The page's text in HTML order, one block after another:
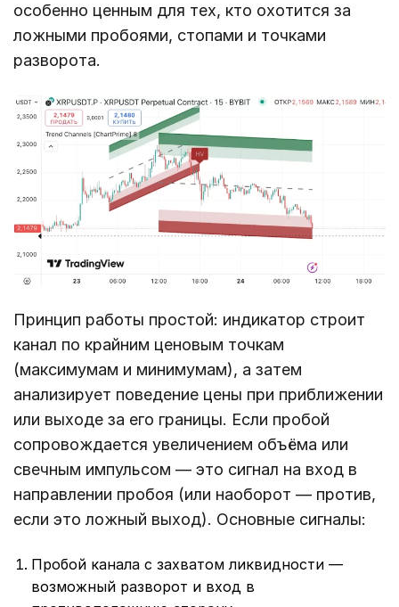
особенно ценным для тех, кто охотится за
ложными пробоями, стопами и точками
разворота.
Принцип работы простой: индикатор строит
канал по крайним ценовым точкам
(максимумам и минимумам), а затем
анализирует поведение цены при приближении
или выходе за его границы. Если пробой
сопровождается увеличением объёма или
свечным импульсом — это сигнал на вход в
направлении пробоя (или наоборот — против,
если это ложный выход). Основные сигналы:
Пробой канала с захватом ликвидности —
возможный разворот и вход в